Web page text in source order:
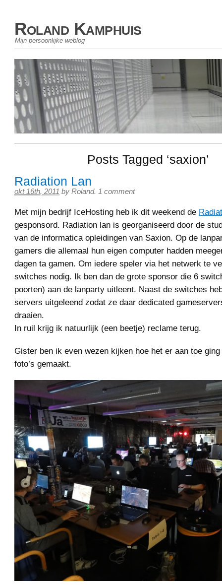
Roland Kamphuis
Mijn persoonlijke weblog
Posts Tagged ‘saxion’
Radiation Lan
okt 16th, 2011 by Roland. 1 comment
Met mijn bedrijf IceHosting heb ik dit weekend de
gesponsord. Radiation lan is georganiseerd door de
van de informatica opleidingen van Saxion. Op de
gamers die allemaal hun eigen computer hadden
dagen ta gamen. Om iedere speler via het netwerk te
switches nodig. Ik ben dan de grote sponsor die 6
poorten) aan de lanparty uitleent. Naast de switches
servers uitgeleend zodat ze daar dedicated
draaien.
In ruil krijg ik natuurlijk (een beetje) reclame terug.
Gister ben ik even wezen kijken hoe het er aan toe
foto’s gemaakt.